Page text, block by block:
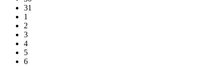
31
1
2
3
4
5
6